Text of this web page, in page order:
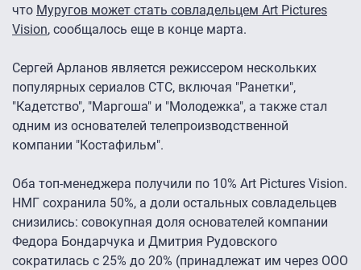
что Муругов может стать совладельцем Art Pictures
Vision, сообщалось еще в конце марта.
Сергей Арланов является режиссером нескольких
популярных сериалов СТС, включая "Ранетки",
"Кадетство", "Маргоша" и "Молодежка", а также стал
одним из основателей телепроизводственной
компании "Костафильм".
Оба топ-менеджера получили по 10% Art Pictures Vision.
НМГ сохранила 50%, а доли остальных совладельцев
снизились: совокупная доля основателей компании
Федора Бондарчука и Дмитрия Рудовского
сократилась с 25% до 20% (принадлежат им через ООО